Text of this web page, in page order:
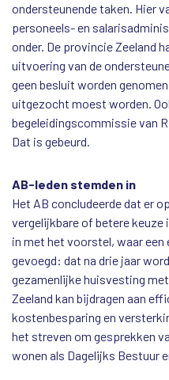
ondersteunende taken. Hier
personeels- en
onder. De provincie Zeeland
uitvoering van de
geen besluit worden
uitgezocht moest worden.
begeleidingscommissie van
Dat is gebeurd.
AB-leden stemden in
Het AB concludeerde dat er
vergelijkbare of betere keuze
in met het voorstel, waar
gevoegd: dat na drie jaar
gezamenlijke huisvesting met
Zeeland kan bijdragen aan
kostenbesparing en
het streven om gesprekken
wonen als Dagelijks Bestuur